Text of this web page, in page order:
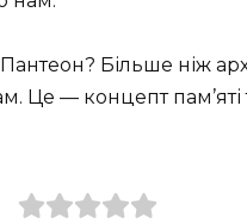
Більше ніж
Це — концепт пам’яті